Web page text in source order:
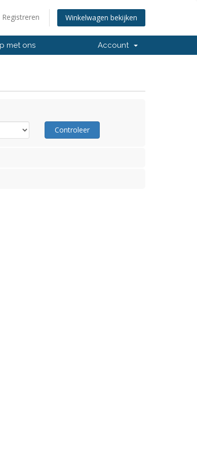
Registreren Winkelwagen bekijken
met ons Account
Controleer